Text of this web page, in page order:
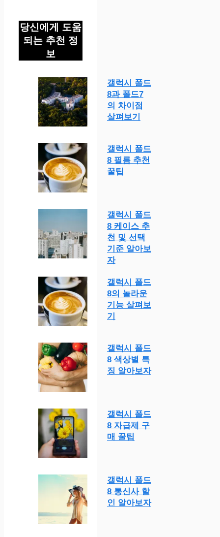
당신에게 도움
되는 추천 정
보
갤럭시 폴드
8과 폴드7
의 차이점
살펴보기
갤럭시 폴드
8 필름 추천
꿀팁
갤럭시 폴드
8 케이스 추
천 및 선택
기준 알아보
자
갤럭시 폴드
8의 놀라운
기능 살펴보
기
갤럭시 폴드
8 색상별 특
징 알아보자
갤럭시 폴드
8 자급제 구
매 꿀팁
갤럭시 폴드
8 통신사 할
인 알아보자